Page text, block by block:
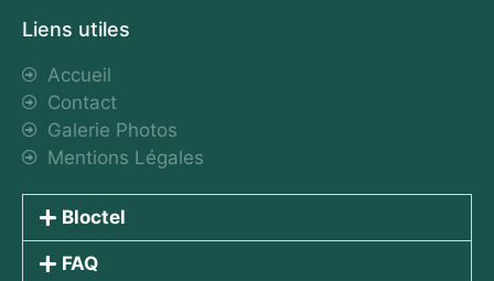
Liens utiles
Accueil
Contact
Galerie Photos
Mentions Légales
Bloctel
FAQ